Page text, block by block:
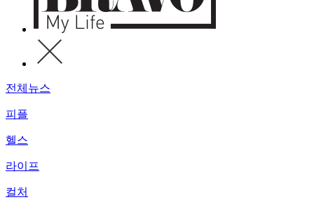
전체뉴스
피플
헬스
라이프
컬처